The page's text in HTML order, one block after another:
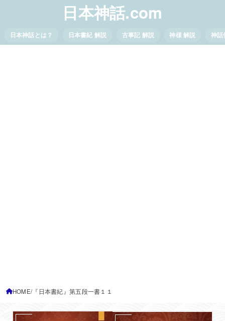
日本神話.com
日本神話とは？ 日本書紀 解説 古事記 解説 神様 解説 神話
HOME 『日本書紀』第五段一書１１